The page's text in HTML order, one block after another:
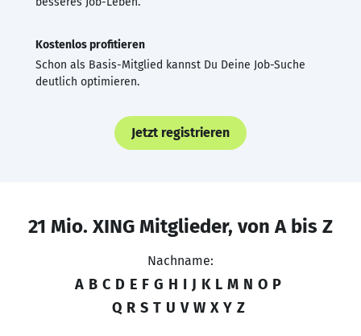
Kostenlos profitieren
Schon als Basis-Mitglied kannst Du Deine Job-Suche
deutlich optimieren.
Jetzt registrieren
21 Mio. XING Mitglieder, von A bis Z
Nachname:
A B C D E F G H I J K L M N O P
Q R S T U V W X Y Z